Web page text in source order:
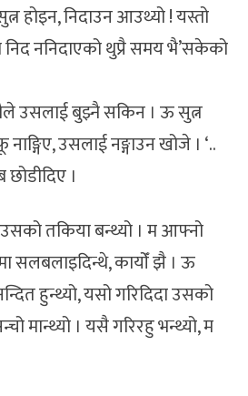
होइन, निदाउन आउथ्यो ! यस्तो
ननिदाएको थुप्रै समय भै’सकेको
उसलाई बुझ्नै सकिन । ऊ सुत्न
उसलाई नङ्गाउन खोजे । ‘..
।
तकिया बन्थ्यो । म आफ्नो
सलबलाइदिन्थे, कायोँ झै । ऊ
हुन्थ्यो, यसो गरिदिदा उसको
मान्थ्यो । यसै गरिरहु भन्थ्यो, म